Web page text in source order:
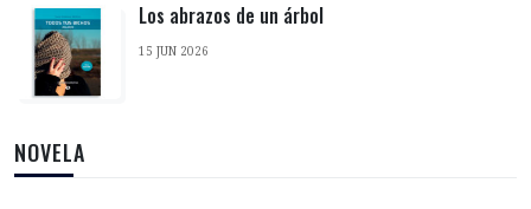
Los abrazos de un árbol
15 JUN 2026
NOVELA